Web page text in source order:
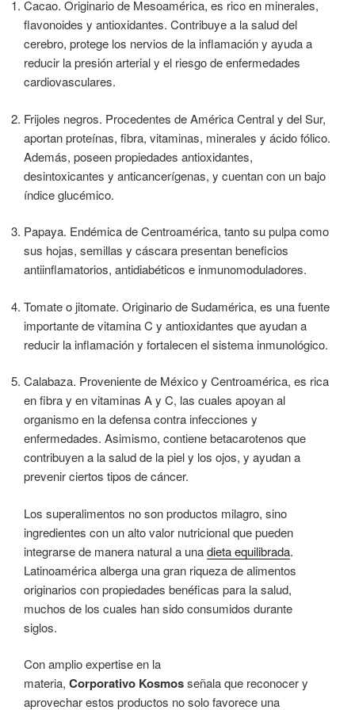
Cacao. Originario de Mesoamérica, es rico en minerales,
flavonoides y antioxidantes. Contribuye a la salud del
cerebro, protege los nervios de la inflamación y ayuda a
reducir la presión arterial y el riesgo de enfermedades
cardiovasculares.
Frijoles negros. Procedentes de América Central y del Sur,
aportan proteínas, fibra, vitaminas, minerales y ácido fólico.
Además, poseen propiedades antioxidantes,
desintoxicantes y anticancerígenas, y cuentan con un bajo
índice glucémico.
Papaya. Endémica de Centroamérica, tanto su pulpa como
sus hojas, semillas y cáscara presentan beneficios
antiinflamatorios, antidiabéticos e inmunomoduladores.
Tomate o jitomate. Originario de Sudamérica, es una fuente
importante de vitamina C y antioxidantes que ayudan a
reducir la inflamación y fortalecen el sistema inmunológico.
Calabaza. Proveniente de México y Centroamérica, es rica
en fibra y en vitaminas A y C, las cuales apoyan al
organismo en la defensa contra infecciones y
enfermedades. Asimismo, contiene betacarotenos que
contribuyen a la salud de la piel y los ojos, y ayudan a
prevenir ciertos tipos de cáncer.
Los superalimentos no son productos milagro, sino
ingredientes con un alto valor nutricional que pueden
integrarse de manera natural a unadieta equilibrada.
Latinoamérica alberga una gran riqueza de alimentos
originarios con propiedades benéficas para la salud,
muchos de los cuales han sido consumidos durante
siglos.
Con amplio expertise en la
materia, Corporativo Kosmosseñala que reconocer y
aprovechar estos productos no solo favorece una